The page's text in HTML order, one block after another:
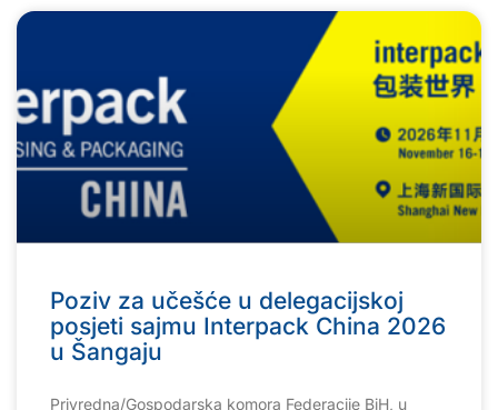
Poziv za učešće u delegacijskoj
posjeti sajmu Interpack China 2026
u Šangaju
Privredna/Gospodarska komora Federacije BiH, u